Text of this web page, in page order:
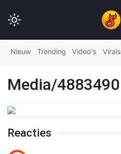
Nieuw Trending Video's Virals
Media/4883490
Reacties